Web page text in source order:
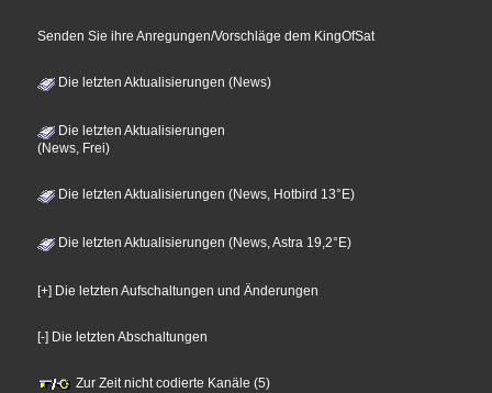
Senden Sie ihre Anregungen/Vorschläge dem KingOfSat
Die letzten Aktualisierungen (News)
Die letzten Aktualisierungen
(News, Frei)
Die letzten Aktualisierungen (News, Hotbird 13°E)
Die letzten Aktualisierungen (News, Astra 19,2°E)
[+] Die letzten Aufschaltungen und Änderungen
[-] Die letzten Abschaltungen
Zur Zeit nicht codierte Kanäle (5)